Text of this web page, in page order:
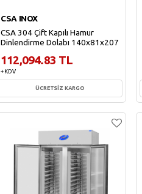
CSA INOX
CSA 304 Çift Kapılı Hamur
Dinlendirme Dolabı 140x81x207
112,094.83 TL
+ KDV
ÜCRETSİZ KARGO
Sepete Ekle